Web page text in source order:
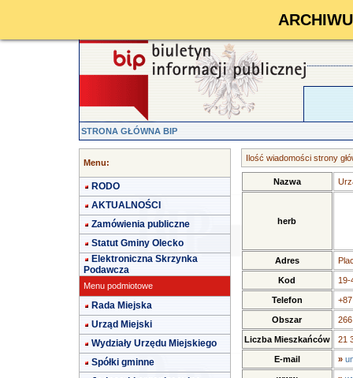
STRONA GŁÓWNA BIP
Menu:
RODO
AKTUALNOŚCI
Zamówienia publiczne
Statut Gminy Olecko
Elektroniczna Skrzynka
Podawcza
Menu podmiotowe
Rada Miejska
Urząd Miejski
Wydziały Urzędu Miejskiego
Spółki gminne
Ilość wiadomości strony
Nazwa
herb
Adres
Kod 19-
Telefon
Obszar
Liczba Mieszkańców 21
E-mail »